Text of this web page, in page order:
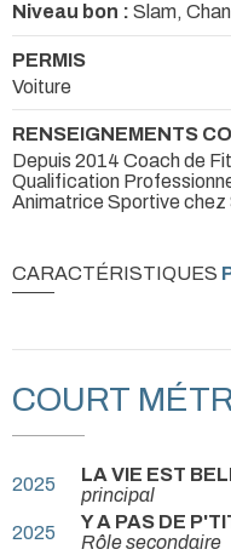
Niveau bon : Slam,
PERMIS
Voiture
RENSEIGNEMENTS
Depuis 2014 Coach de
Qualification
Animatrice Sportive chez
CARACTÉRISTIQUES
COURT
2025 LA VIE EST
principal
2025
Y A PAS DE
Rôle secondaire